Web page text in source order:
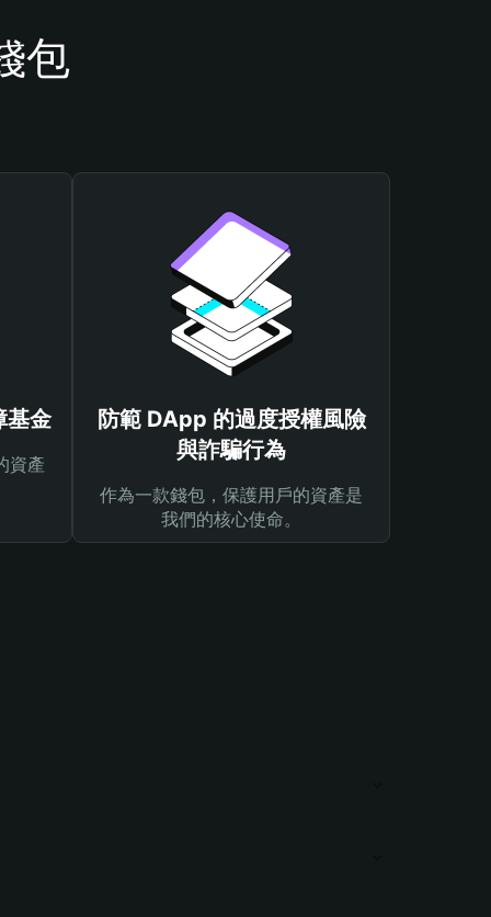
包
金
資產
防範 DApp 的過度授權風險
與詐騙行為
作為一款錢包，保護用戶的資產是
我們的核心使命。